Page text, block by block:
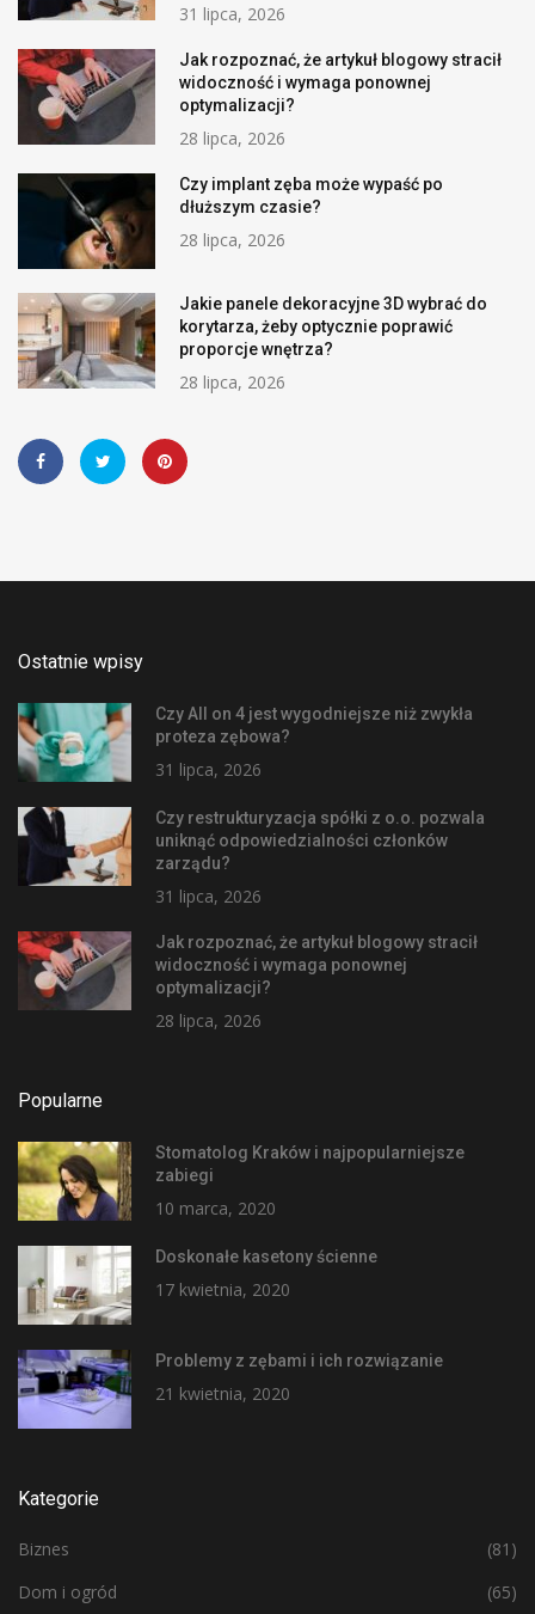
31 lipca, 2026
Jak rozpoznać, że artykuł blogowy stracił
widoczność i wymaga ponownej
optymalizacji?
28 lipca, 2026
Czy implant zęba może wypaść po
dłuższym czasie?
28 lipca, 2026
Jakie panele dekoracyjne 3D wybrać do
korytarza, żeby optycznie poprawić
proporcje wnętrza?
28 lipca, 2026
Ostatnie wpisy
Czy All on 4 jest wygodniejsze niż zwykła
proteza zębowa?
31 lipca, 2026
Czy restrukturyzacja spółki z o.o. pozwala
uniknąć odpowiedzialności członków
zarządu?
31 lipca, 2026
Jak rozpoznać, że artykuł blogowy stracił
widoczność i wymaga ponownej
optymalizacji?
28 lipca, 2026
Popularne
Stomatolog Kraków i najpopularniejsze
zabiegi
10 marca, 2020
Doskonałe kasetony ścienne
17 kwietnia, 2020
Problemy z zębami i ich rozwiązanie
21 kwietnia, 2020
Kategorie
Biznes
(81)
Dom i ogród
(65)